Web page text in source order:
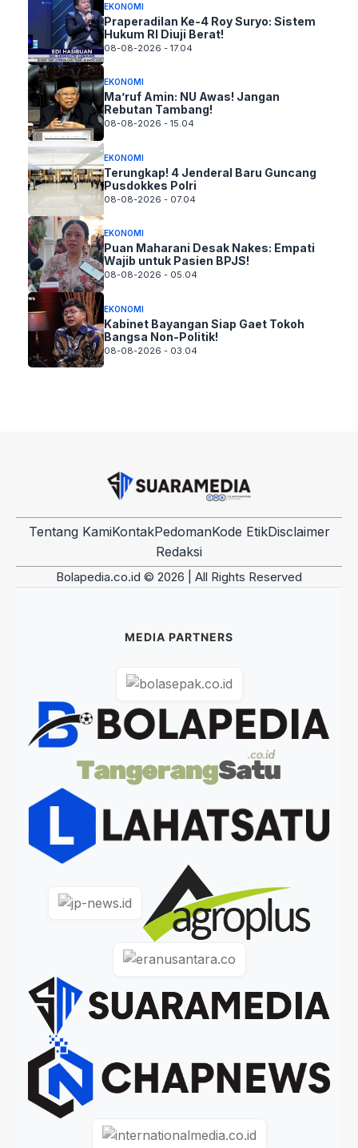
EKONOMI
Praperadilan Ke-4 Roy Suryo: Sistem
Hukum RI Diuji Berat!
08-08-2026 - 17.04
EKONOMI
Ma’ruf Amin: NU Awas! Jangan
Rebutan Tambang!
08-08-2026 - 15.04
EKONOMI
Terungkap! 4 Jenderal Baru Guncang
Pusdokkes Polri
08-08-2026 - 07.04
EKONOMI
Puan Maharani Desak Nakes: Empati
Wajib untuk Pasien BPJS!
08-08-2026 - 05.04
EKONOMI
Kabinet Bayangan Siap Gaet Tokoh
Bangsa Non-Politik!
08-08-2026 - 03.04
Tentang KamiKontakPedomanKode EtikDisclaimer
Redaksi
Bolapedia.co.id © 2026 | All Rights Reserved
MEDIA PARTNERS